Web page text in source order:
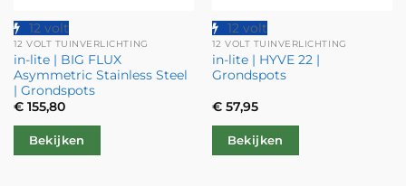
12 volt
12 VOLT TUINVERLICHTING
in-lite | BIG FLUX
Asymmetric Stainless Steel
| Grondspots
€155,80
Bekijken
12 volt
12 VOLT TUINVERLICHTING
in-lite | HYVE 22 |
Grondspots
€57,95
Bekijken